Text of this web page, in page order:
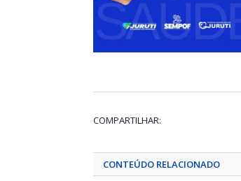
COMPARTILHAR:
CONTEÚDO RELACIONADO